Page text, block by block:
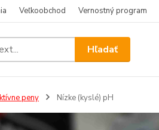
Veľkoobchod Vernostný program
Hľadať
peny Nízke (kyslé) pH